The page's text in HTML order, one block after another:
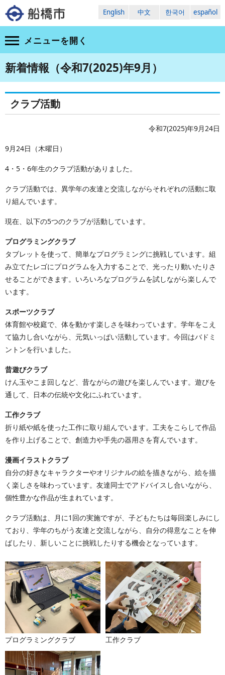
English 中文 한국어 español
メニューを開く
新着情報（令和7(2025)年9月）
クラブ活動
令和7(2025)年9月24日
9月24日（木曜日）
4・5・6年生のクラブ活動がありました。
クラブ活動では、異学年の友達と交流しながらそれぞれの活動に取
り組んでいます。
現在、以下の5つのクラブが活動しています。
プログラミングクラブ
タブレットを使って、簡単なプログラミングに挑戦しています。組
み立てたレゴにプログラムを入力することで、光ったり動いたりさ
せることができます。いろいろなプログラムを試しながら楽しんで
います。
スポーツクラブ
体育館や校庭で、体を動かす楽しさを味わっています。学年をこえ
て協力し合いながら、元気いっぱい活動しています。今回はバドミ
ントンを行いました。
昔遊びクラブ
けん玉やこま回しなど、昔ながらの遊びを楽しんでいます。遊びを
通して、日本の伝統や文化にふれています。
工作クラブ
折り紙や紙を使った工作に取り組んでいます。工夫をこらして作品
を作り上げることで、創造力や手先の器用さを育んでいます。
漫画イラストクラブ
自分の好きなキャラクターやオリジナルの絵を描きながら、絵を描
く楽しさを味わっています。友達同士でアドバイスし合いながら、
個性豊かな作品が生まれています。
クラブ活動は、月に1回の実施ですが、子どもたちは毎回楽しみにし
ており、学年のちがう友達と交流しながら、自分の得意なことを伸
ばしたり、新しいことに挑戦したりする機会となっています。
プログラミングクラブ 工作クラブ